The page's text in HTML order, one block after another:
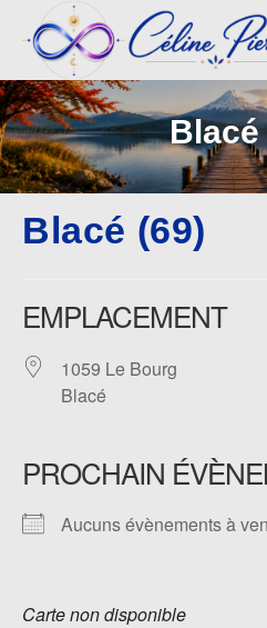
content
Blacé
Blacé (69)
EMPLACEMENT
1059 Le Bourg
Blacé
PROCHAIN
Aucuns évènements à
Carte non disponible